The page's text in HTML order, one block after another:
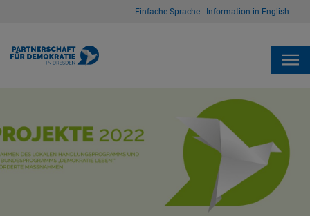
Einfache Sprache Information in English